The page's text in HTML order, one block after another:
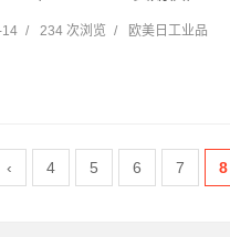
/ 234 次浏览 / 欧美日工业品
‹ 4 5 6 7 8